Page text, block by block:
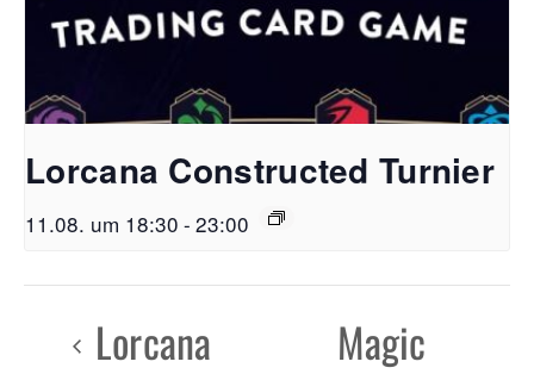
Lorcana Constructed Turnier
11.08. um 18:30 - 23:00
Lorcana
Magic